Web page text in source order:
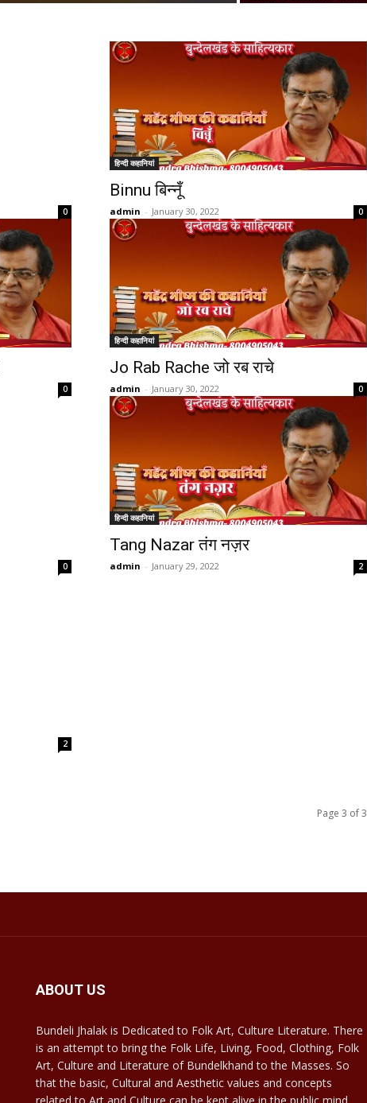
0
हिन्दी कहानियां
Binnu बिन्नूँ
admin - January 30, 2022 0
0
हिन्दी कहानियां
Jo Rab Rache जो रब राचे
admin - January 30, 2022 0
0
हिन्दी कहानियां
Tang Nazar तंग नज़र
admin - January 29, 2022 2
2
Page 3 of 3
ABOUT US
Bundeli Jhalak is Dedicated to Folk Art, Culture Literature. There
is an attempt to bring the Folk Life, Living, Food, Clothing, Folk
Art, Culture and Literature of Bundelkhand to the Masses. So
that the basic, Cultural and Aesthetic values and concepts
related to Art and Culture can be kept alive in the public mind.